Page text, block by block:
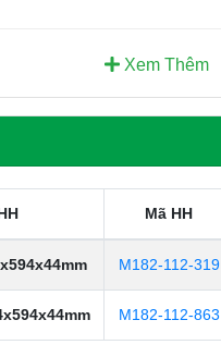
Baverage BoardXem Thêm
Mã HH
M182-112-319
M182-112-863